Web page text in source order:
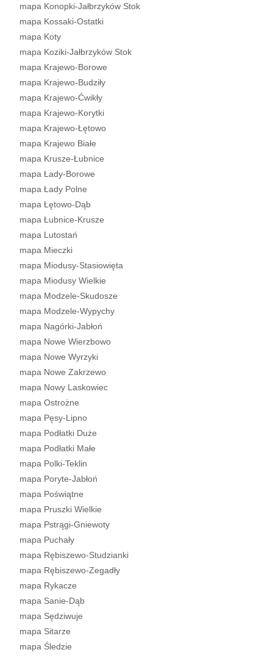
mapa Konopki-Jałbrzyków Stok
mapa Kossaki-Ostatki
mapa Koty
mapa Koziki-Jałbrzyków Stok
mapa Krajewo-Borowe
mapa Krajewo-Budziły
mapa Krajewo-Ćwikły
mapa Krajewo-Korytki
mapa Krajewo-Łętowo
mapa Krajewo Białe
mapa Krusze-Łubnice
mapa Łady-Borowe
mapa Łady Polne
mapa Łętowo-Dąb
mapa Łubnice-Krusze
mapa Lutostań
mapa Mieczki
mapa Miodusy-Stasiowięta
mapa Miodusy Wielkie
mapa Modzele-Skudosze
mapa Modzele-Wypychy
mapa Nagórki-Jabłoń
mapa Nowe Wierzbowo
mapa Nowe Wyrzyki
mapa Nowe Zakrzewo
mapa Nowy Laskowiec
mapa Ostrożne
mapa Pęsy-Lipno
mapa Podłatki Duże
mapa Podłatki Małe
mapa Polki-Teklin
mapa Poryte-Jabłoń
mapa Poświątne
mapa Pruszki Wielkie
mapa Pstrągi-Gniewoty
mapa Puchały
mapa Rębiszewo-Studzianki
mapa Rębiszewo-Zegadły
mapa Rykacze
mapa Sanie-Dąb
mapa Sędziwuje
mapa Sitarze
mapa Śledzie